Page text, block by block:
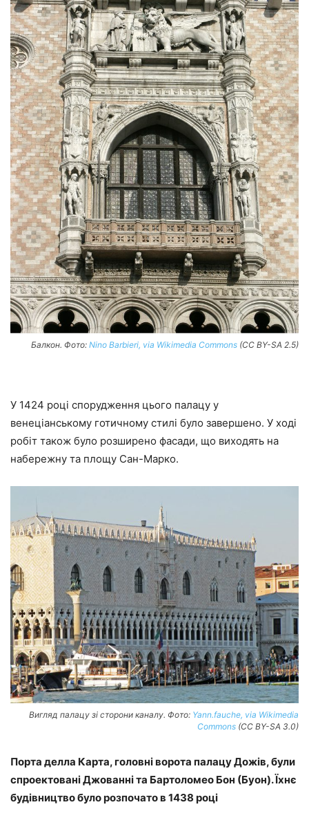
Балкон. Фото: Nino Barbieri, via Wikimedia Commons (CC BY-SA 2.5)
У 1424 році спорудження цього палацу у
венеціанському готичному стилі було завершено. У ході
робіт також було розширено фасади, що виходять на
набережну та площу Сан-Марко.
Вигляд палацу зі сторони каналу. Фото: Yann.fauche, via Wikimedia
Commons (CC BY-SA 3.0)
Порта делла Карта, головні ворота палацу Дожів, були
спроектовані Джованні та Бартоломео Бон (Буон). Їхнє
будівництво було розпочато в 1438 році